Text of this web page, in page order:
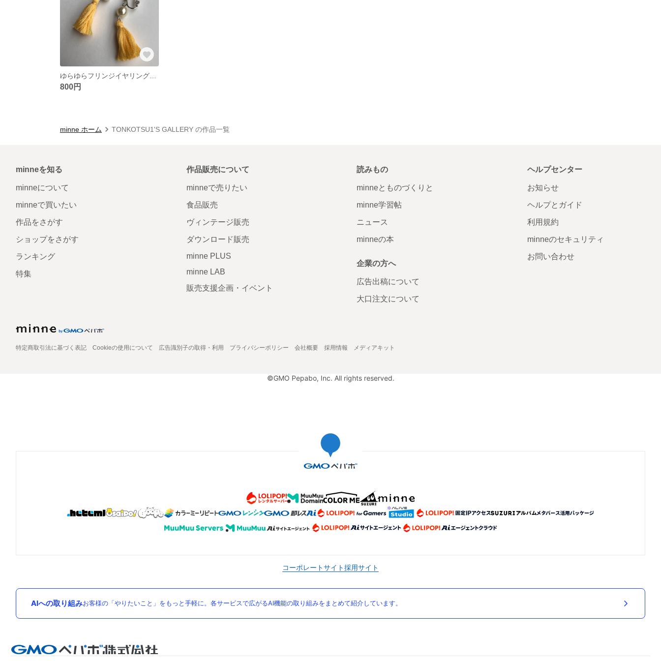
800円
minne ホーム TONKOTSU1'S GALLERY の作品一覧
minneを知る
minneについて
minneで買いたい
作品をさがす
ショップをさがす
ランキング
特集
作品販売について
minneで売りたい
食品販売
ヴィンテージ販売
ダウンロード販売
minne PLUS
minne LAB
販売支援企画・イベント
読みもの
minneとものづくりと
minne学習帖
ニュース
minneの本
企業の方へ
広告出稿について
大口注文について
ヘルプセンター
お知らせ
ヘルプとガイド
利用規約
minneのセキュリティ
お問い合わせ
特定商取引法に基づく表記 Cookieの使用について 広告識別子の取得・利用 プライバシーポリシー 会社概要 採用情報 メディアキット
©GMO Pepabo, Inc. All rights reserved.
コーポレートサイト採用サイト
AIへの取り組みお客様の「やりたいこと」をもっと手軽に。各サービスで広がるAI機能の取り組みをまとめて紹介しています。